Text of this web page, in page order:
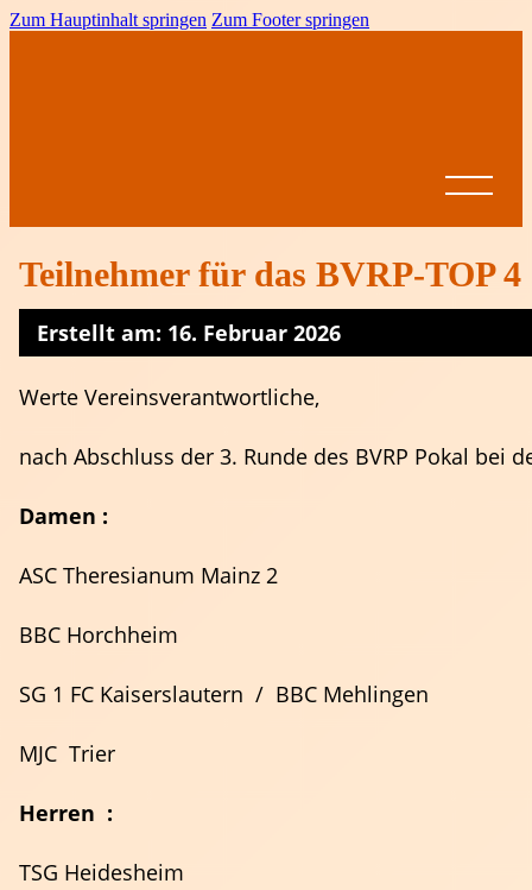
Zum Hauptinhalt springen Zum Footer springen
Startseite
BVRP
Dokumente
Spielbetrieb
Pokal
Teilnehmer für das BVRP-TOP 4
Erstellt am: 16. Februar 2026
Werte Vereinsverantwortliche,
nach Abschluss der 3. Runde des BVRP Pokal bei
Damen :
ASC Theresianum Mainz 2
BBC Horchheim
SG 1 FC Kaiserslautern / BBC Mehlingen
MJC Trier
Herren :
TSG Heidesheim